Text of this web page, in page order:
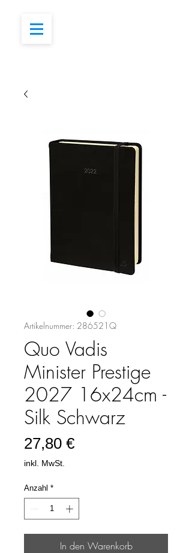
Artikelnummer: 286521Q
Quo Vadis
Minister Prestige
2027 16x24cm -
Silk Schwarz
27,80 €Preis
inkl. MwSt.
Anzahl *
In den Warenkorb